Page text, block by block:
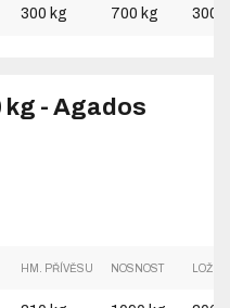
300 kg 700 kg
kg - Agados
HM. PŘÍVĚSU NOSNOST